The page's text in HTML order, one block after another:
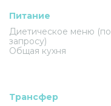
Питание
Диетическое меню (по
запросу)
Общая кухня
Трансфер